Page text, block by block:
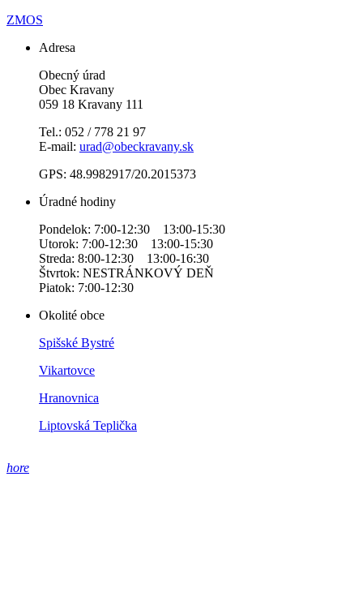
ZMOS
Adresa
Obecný úrad
Obec Kravany
059 18 Kravany 111
Tel.: 052 / 778 21 97
E-mail: urad@obeckravany.sk
GPS: 48.9982917/20.2015373
Úradné hodiny
Pondelok: 7:00-12:30 13:00-15:30
Utorok: 7:00-12:30 13:00-15:30
Streda: 8:00-12:30 13:00-16:30
Štvrtok: NESTRÁNKOVÝ DEŇ
Piatok: 7:00-12:30
Okolité obce
Spišské Bystré
Vikartovce
Hranovnica
Liptovská Teplička
hore